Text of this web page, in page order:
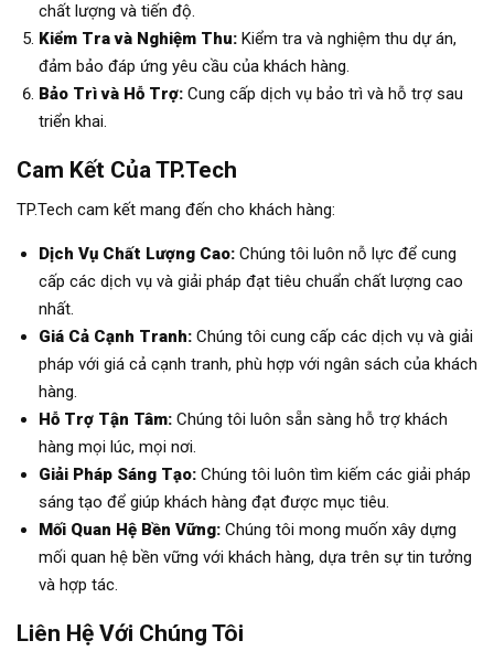
chất lượng và tiến độ.
Kiểm Tra và Nghiệm Thu: Kiểm tra và nghiệm thu dự án,
đảm bảo đáp ứng yêu cầu của khách hàng.
Bảo Trì và Hỗ Trợ: Cung cấp dịch vụ bảo trì và hỗ trợ sau
triển khai.
Cam Kết Của TP.Tech
TP.Tech cam kết mang đến cho khách hàng:
Dịch Vụ Chất Lượng Cao: Chúng tôi luôn nỗ lực để cung
cấp các dịch vụ và giải pháp đạt tiêu chuẩn chất lượng cao
nhất.
Giá Cả Cạnh Tranh: Chúng tôi cung cấp các dịch vụ và giải
pháp với giá cả cạnh tranh, phù hợp với ngân sách của khách
hàng.
Hỗ Trợ Tận Tâm: Chúng tôi luôn sẵn sàng hỗ trợ khách
hàng mọi lúc, mọi nơi.
Giải Pháp Sáng Tạo: Chúng tôi luôn tìm kiếm các giải pháp
sáng tạo để giúp khách hàng đạt được mục tiêu.
Mối Quan Hệ Bền Vững: Chúng tôi mong muốn xây dựng
mối quan hệ bền vững với khách hàng, dựa trên sự tin tưởng
và hợp tác.
Liên Hệ Với Chúng Tôi